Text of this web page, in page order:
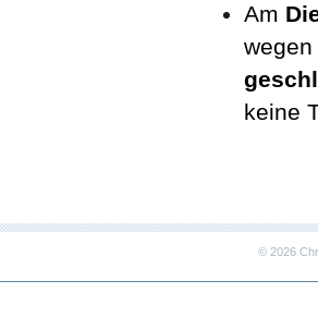
Am
keine
© 2026